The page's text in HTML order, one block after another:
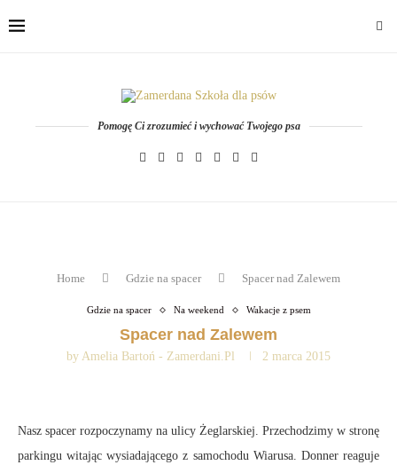
Pomogę Ci zrozumieć i wychować Twojego psa
Home Gdzie na spacer Spacer nad Zalewem
Gdzie na spacer Na weekend Wakacje z psem
Spacer nad Zalewem
by Amelia Bartoń - Zamerdani.pl 2 marca 2015
Nasz spacer rozpoczynamy na ulicy Żeglarskiej. Przechodzimy w stronę
parkingu witając wysiadającego z samochodu Wiarusa. Donner reaguje